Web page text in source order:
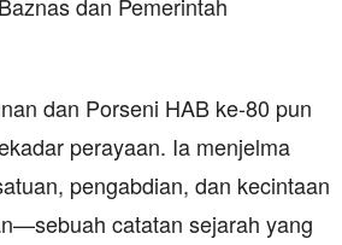
dan Porseni HAB ke-80 pun
perayaan. Ia menjelma
pengabdian, dan kecintaan
catatan sejarah yang